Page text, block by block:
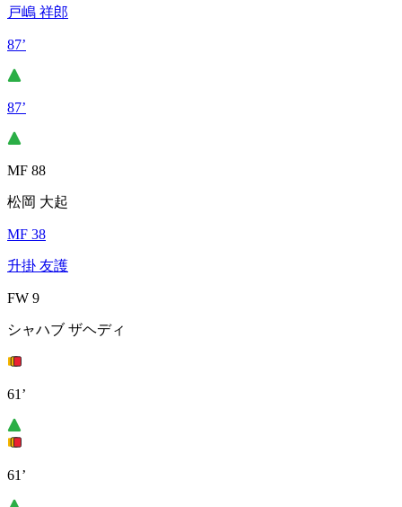
戸嶋 祥郎
87’
87’
MF 88
松岡 大起
MF 38
升掛 友護
FW 9
シャハブ ザヘディ
61’
61’